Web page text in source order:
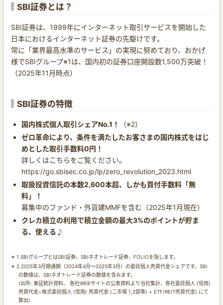
SBI証券とは？
SBI証券は、1999年にインターネット取引サービスを開始した
日本におけるインターネット証券の先駆けです。
常に「業界最高水準のサービス」の実現に努めており、おかげ
様でSBIグループ※1は、国内初の証券口座開設数1,500万突破！
（2025年11月時点）
SBI証券の特徴
国内株式個人取引シェアNo.1！
（※2）
ゼロ革命により、条件を満たしたお客さまの国内株式をはじ
めとした取引手数料0円！
詳しくはこちらをご覧ください。
https://go.sbisec.co.jp/lp/zero_revolution_2023.html
取扱投資信託の本数2,600本超、しかも買付手数料「無
料」！
募集中のファンド・外貨建MMFを含む（2025年1月現在）
クレカ積立の利用で積立金額の最大3%のポイントが貯ま
る、使える♪
1.SBIグループとはSBI証券、SBIネオトレード証券、FOLIOを指します。
2.2025年3月期通期（2024年4月～2025年3月）の委託個人売買代金シェアです。SBI
の数値は、SBIネオトレード証券の数値を含みます。
(出所: 東証統計資料、 各社WEBサイトの公表資料より当社集計、各社委託個人 (信用)
売買代金÷株式委託個人 (信用) 売買代金 (二市場 1,2部等) + ETF/REIT売買代金} にて
算出)